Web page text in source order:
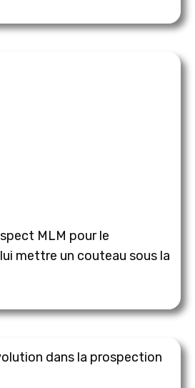
MLM pour le
mettre un couteau sous la
dans la prospection